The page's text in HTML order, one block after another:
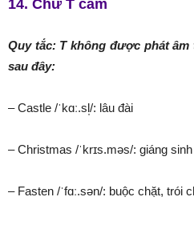
14. Chữ T câm
Quy tắc: T không được phát
sau đây:
– Castle /ˈkɑː.sl̩/: lâu đài
– Christmas /ˈkrɪs.məs/: giáng sinh
– Fasten /ˈfɑː.sən/: buộc chặt, trói